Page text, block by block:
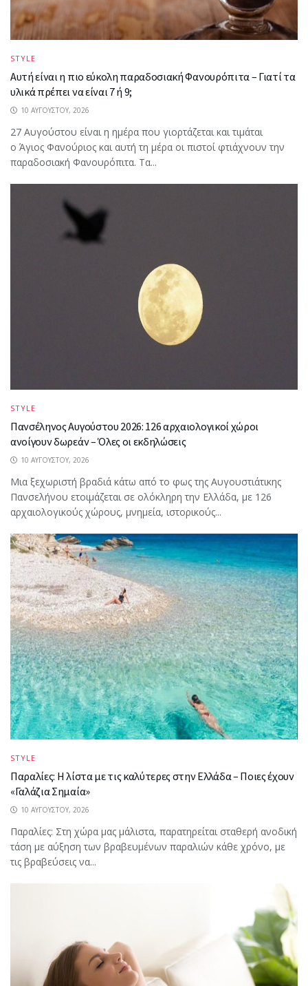
STYLE
Αυτή είναι η πιο εύκολη παραδοσιακή Φανουρόπιτα – Γιατί τα
υλικά πρέπει να είναι 7 ή 9;
10 ΑΥΓΟΎΣΤΟΥ, 2026
27 Αυγούστου είναι η ημέρα που γιορτάζεται και τιμάται
ο Άγιος Φανούριος και αυτή τη μέρα οι πιστοί φτιάχνουν την
παραδοσιακή Φανουρόπιτα. Τα...
STYLE
Πανσέληνος Αυγούστου 2026: 126 αρχαιολογικοί χώροι
ανοίγουν δωρεάν – Όλες οι εκδηλώσεις
10 ΑΥΓΟΎΣΤΟΥ, 2026
Μια ξεχωριστή βραδιά κάτω από το φως της Αυγουστιάτικης
Πανσελήνου ετοιμάζεται σε ολόκληρη την Ελλάδα, με 126
αρχαιολογικούς χώρους, μνημεία, ιστορικούς...
STYLE
Παραλίες: Η λίστα με τις καλύτερες στην Ελλάδα – Ποιες έχουν
«Γαλάζια Σημαία»
10 ΑΥΓΟΎΣΤΟΥ, 2026
Παραλίες: Στη χώρα μας μάλιστα, παρατηρείται σταθερή ανοδική
τάση με αύξηση των βραβευμένων παραλιών κάθε χρόνο, με
τις βραβεύσεις να...